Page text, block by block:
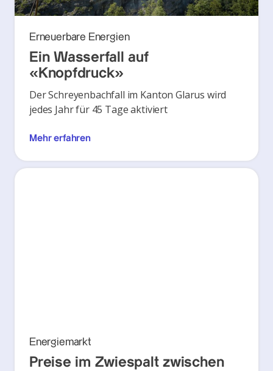
Erneuerbare Energien
Ein Wasserfall auf
«Knopfdruck»
Der Schreyenbachfall im Kanton Glarus wird
jedes Jahr für 45 Tage aktiviert
Mehr erfahren
Energiemarkt
Preise im Zwiespalt zwischen